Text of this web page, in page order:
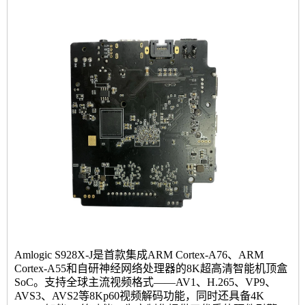
Amlogic S928X-J是首款集成ARM Cortex-A76、ARM
Cortex-A55和自研神经网络处理器的8K超高清智能机顶盒
SoC。支持全球主流视频格式——AV1、H.265、VP9、
AVS3、AVS2等8Kp60视频解码功能，同时还具备4K